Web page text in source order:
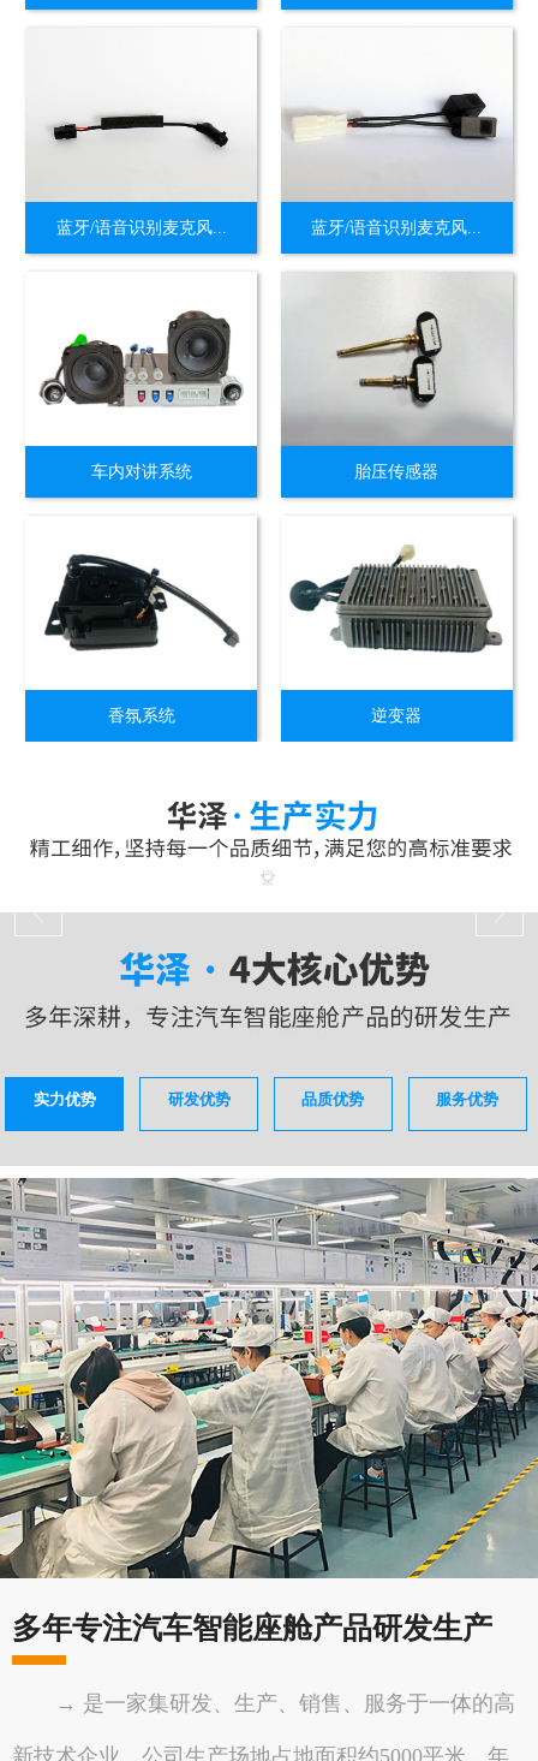
蓝牙/语音识别麦克风... 蓝牙/语音识别麦克风...
车内对讲系统 胎压传感器
香氛系统 逆变器
实力优势 研发优势 品质优势 服务优势
多年专注汽车智能座舱产品研发生产
→ 是一家集研发、生产、销售、服务于一体的高